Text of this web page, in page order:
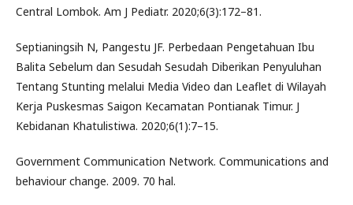
Central Lombok. Am J Pediatr. 2020;6(3):172–81.
Septianingsih N, Pangestu JF. Perbedaan Pengetahuan Ibu
Balita Sebelum dan Sesudah Sesudah Diberikan Penyuluhan
Tentang Stunting melalui Media Video dan Leaflet di Wilayah
Kerja Puskesmas Saigon Kecamatan Pontianak Timur. J
Kebidanan Khatulistiwa. 2020;6(1):7–15.
Government Communication Network. Communications and
behaviour change. 2009. 70 hal.